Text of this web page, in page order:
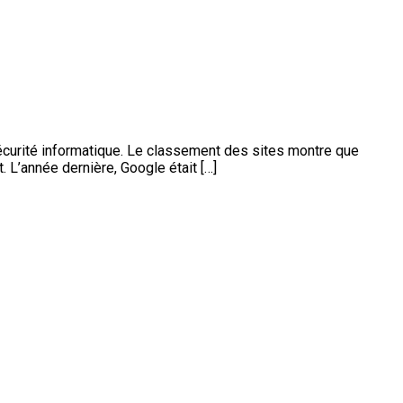
informatique. Le classement des sites montre que
dernière, Google était […]